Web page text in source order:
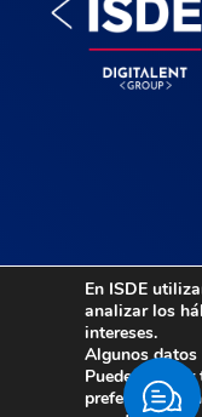
Acceso TPV–
© 2026 ISDE.
En ISDE
analizar los
intereses.
Algunos datos
Puede
preferencias